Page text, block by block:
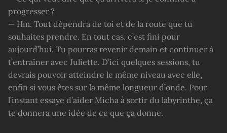
progresser ?
— Hm. Tout dépendra de toi et de la route que tu
souhaites prendre. En tout cas, c’est fini pour
aujourd’hui. Tu pourras revenir demain et continuer à
t’entraîner avec Juliette. D’ici quelques sessions, tu
devrais pouvoir atteindre le même niveau avec elle,
enfin si vous êtes sur la même longueur d’onde. Pour
l’instant essaye d’aider Micha à sortir du labyrinthe, ça
te donnera une idée de ce que ça donne.